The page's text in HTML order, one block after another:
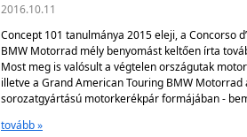
2016.10.11
Concept 101 tanulmánya 2015 eleji, a Concorso
BMW Motorrad mély benyomást keltően írta
Most meg is valósult a végtelen országutak
illetve a Grand American Touring BMW
sorozatgyártású motorkerékpár formájában -
tovább »